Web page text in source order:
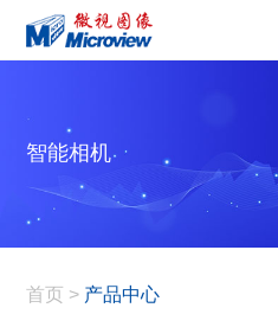
智能相机
首页 > 产品中心